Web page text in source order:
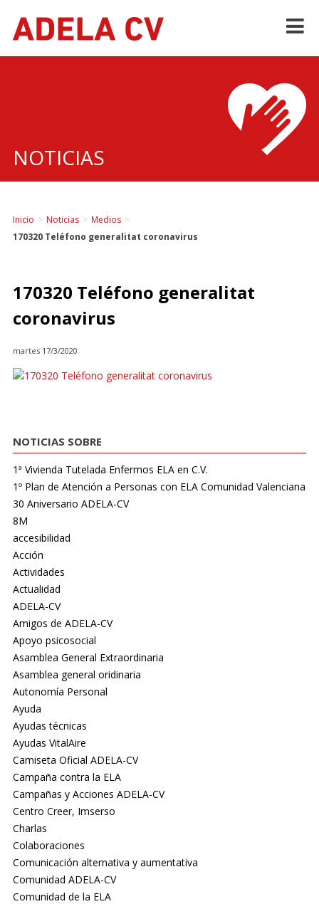
NOTICIAS
Inicio > Noticias > Medios >
170320 Teléfono generalitat coronavirus
170320 Teléfono generalitat
coronavirus
martes 17/3/2020
NOTICIAS SOBRE
1ª Vivienda Tutelada Enfermos ELA en C.V.
1º Plan de Atención a Personas con ELA Comunidad Valenciana
30 Aniversario ADELA-CV
8M
accesibilidad
Acción
Actividades
Actualidad
ADELA-CV
Amigos de ADELA-CV
Apoyo psicosocial
Asamblea General Extraordinaria
Asamblea general oridinaria
Autonomía Personal
Ayuda
Ayudas técnicas
Ayudas VitalAire
Camiseta Oficial ADELA-CV
Campaña contra la ELA
Campañas y Acciones ADELA-CV
Centro Creer, Imserso
Charlas
Colaboraciones
Comunicación alternativa y aumentativa
Comunidad ADELA-CV
Comunidad de la ELA